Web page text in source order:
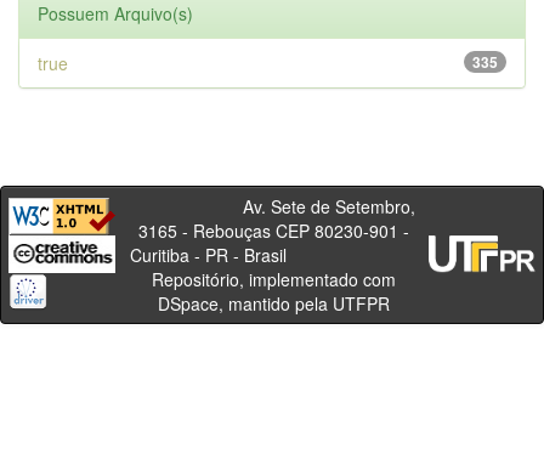
Possuem Arquivo(s)
335
true
Av. Sete de Setembro,
3165 - Rebouças CEP 80230-901 -
Curitiba - PR - Brasil
Repositório, implementado com
DSpace, mantido pela UTFPR